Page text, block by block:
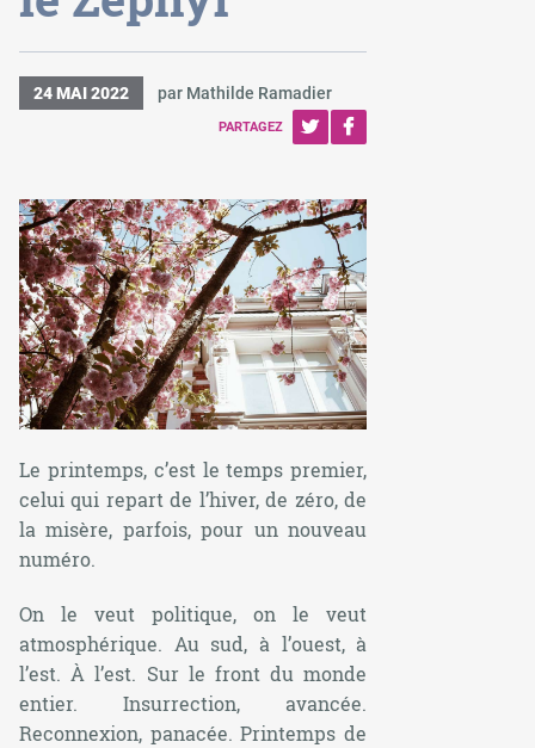
24 MAI 2022 par Mathilde Ramadier
PARTAGEZ
Le printemps, c’est le temps premier,
celui qui repart de l’hiver, de zéro, de
la misère, parfois, pour un nouveau
numéro.
On le veut politique, on le veut
atmosphérique. Au sud, à l’ouest, à
l’est. À l’est. Sur le front du monde
entier. Insurrection, avancée.
Reconnexion, panacée. Printemps de